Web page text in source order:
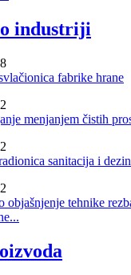
industriji
fabrike hrane
menjanjem čistih
sanitacija i
objašnjenje tehnike